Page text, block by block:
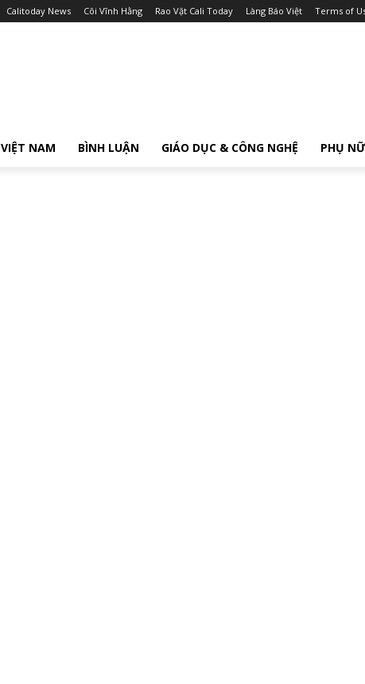
Calitoday News Cõi Vĩnh Hằng Rao Vặt Cali Today Làng Báo Việt Terms of
VIỆT NAM BÌNH LUẬN GIÁO DỤC & CÔNG NGHỆ PHỤ NỮ